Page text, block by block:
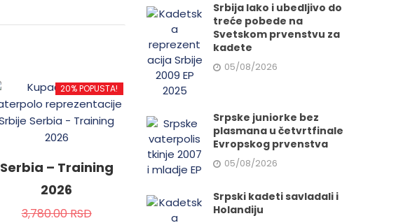
20% POPUSTA!
Serbia – Training
2026
3,780.00RSD
Srbija lako i ubedljivo do
treće pobede na
Svetskom prvenstvu za
kadete
05/08/2026
Srpske juniorke bez
plasmana u četvrtfinale
Evropskog prvenstva
05/08/2026
Srpski kadeti savladali i
Holandiju